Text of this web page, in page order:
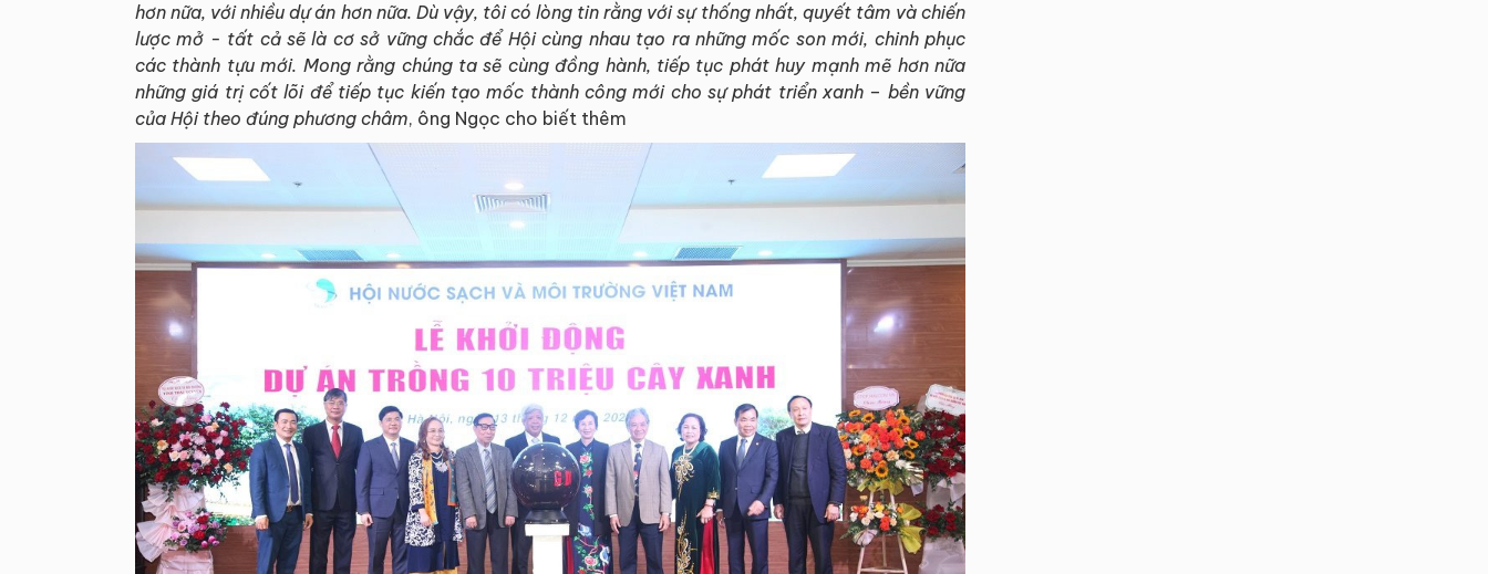
hơn nữa, với nhiều dự án hơn nữa. Dù vậy, tôi có lòng tin rằng với sự thống nhất, quyết tâm và chiến
lược mở - tất cả sẽ là cơ sở vững chắc để Hội cùng nhau tạo ra những mốc son mới, chinh phục
các thành tựu mới. Mong rằng chúng ta sẽ cùng đồng hành, tiếp tục phát huy mạnh mẽ hơn nữa
những giá trị cốt lõi để tiếp tục kiến tạo mốc thành công mới cho sự phát triển xanh – bền vững
của Hội theo đúng phương châm, ông Ngọc cho biết thêm